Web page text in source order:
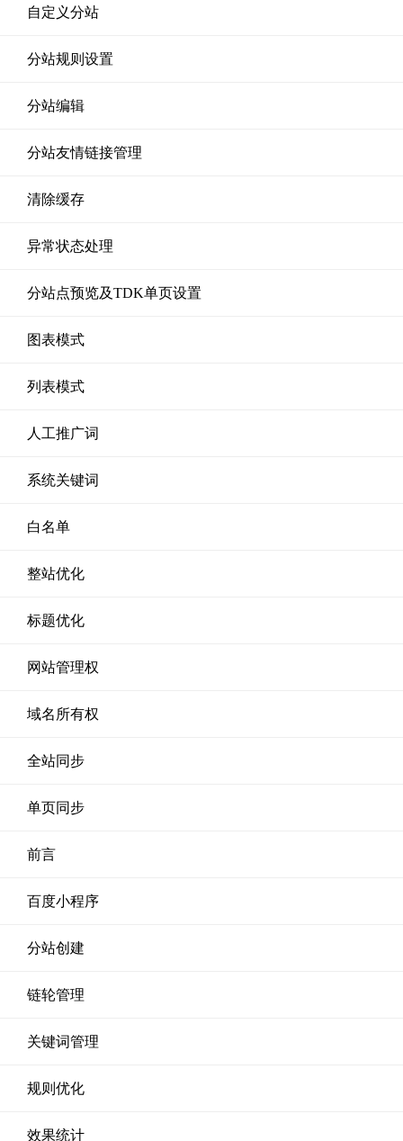
自定义分站
分站规则设置
分站编辑
分站友情链接管理
清除缓存
异常状态处理
分站点预览及TDK单页设置
图表模式
列表模式
人工推广词
系统关键词
白名单
整站优化
标题优化
网站管理权
域名所有权
全站同步
单页同步
前言
百度小程序
分站创建
链轮管理
关键词管理
规则优化
效果统计